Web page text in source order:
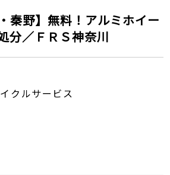
秦野】無料！アルミホイー
分／ＦＲＳ神奈川
クルサービス